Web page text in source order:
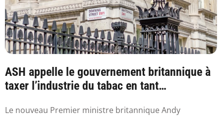
ASH appelle le gouvernement britannique à
taxer l’industrie du tabac en tant
Le nouveau Premier ministre britannique Andy